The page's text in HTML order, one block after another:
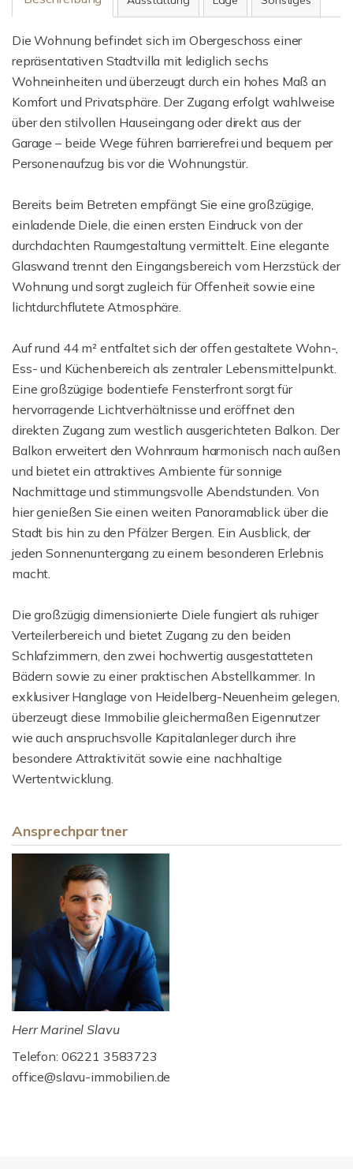
Die Wohnung befindet sich im Obergeschoss einer
repräsentativen Stadtvilla mit lediglich sechs
Wohneinheiten und überzeugt durch ein hohes Maß an
Komfort und Privatsphäre. Der Zugang erfolgt wahlweise
über den stilvollen Hauseingang oder direkt aus der
Garage – beide Wege führen barrierefrei und bequem per
Personenaufzug bis vor die Wohnungstür.
Bereits beim Betreten empfängt Sie eine großzügige,
einladende Diele, die einen ersten Eindruck von der
durchdachten Raumgestaltung vermittelt. Eine elegante
Glaswand trennt den Eingangsbereich vom Herzstück der
Wohnung und sorgt zugleich für Offenheit sowie eine
lichtdurchflutete Atmosphäre.
Auf rund 44 m² entfaltet sich der offen gestaltete Wohn-,
Ess- und Küchenbereich als zentraler Lebensmittelpunkt.
Eine großzügige bodentiefe Fensterfront sorgt für
hervorragende Lichtverhältnisse und eröffnet den
direkten Zugang zum westlich ausgerichteten Balkon. Der
Balkon erweitert den Wohnraum harmonisch nach außen
und bietet ein attraktives Ambiente für sonnige
Nachmittage und stimmungsvolle Abendstunden. Von
hier genießen Sie einen weiten Panoramablick über die
Stadt bis hin zu den Pfälzer Bergen. Ein Ausblick, der
jeden Sonnenuntergang zu einem besonderen Erlebnis
macht.
Die großzügig dimensionierte Diele fungiert als ruhiger
Verteilerbereich und bietet Zugang zu den beiden
Schlafzimmern, den zwei hochwertig ausgestatteten
Bädern sowie zu einer praktischen Abstellkammer. In
exklusiver Hanglage von Heidelberg-Neuenheim gelegen,
überzeugt diese Immobilie gleichermaßen Eigennutzer
wie auch anspruchsvolle Kapitalanleger durch ihre
besondere Attraktivität sowie eine nachhaltige
Wertentwicklung.
Ansprechpartner
Herr Marinel Slavu
Telefon: 06221 3583723
office@slavu-immobilien.de